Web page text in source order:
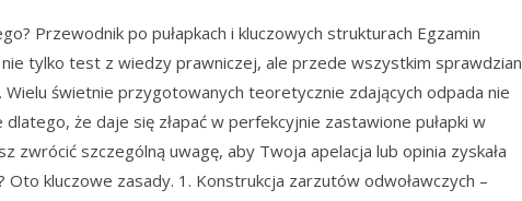
Przewodnik po pułapkach i kluczowych strukturach Egzamin
tylko test z wiedzy prawniczej, ale przede wszystkim sprawdzian
świetnie przygotowanych teoretycznie zdających odpada nie
że daje się złapać w perfekcyjnie zastawione pułapki w
zwrócić szczególną uwagę, aby Twoja apelacja lub opinia zyskała
Oto kluczowe zasady. 1. Konstrukcja zarzutów odwoławczych –